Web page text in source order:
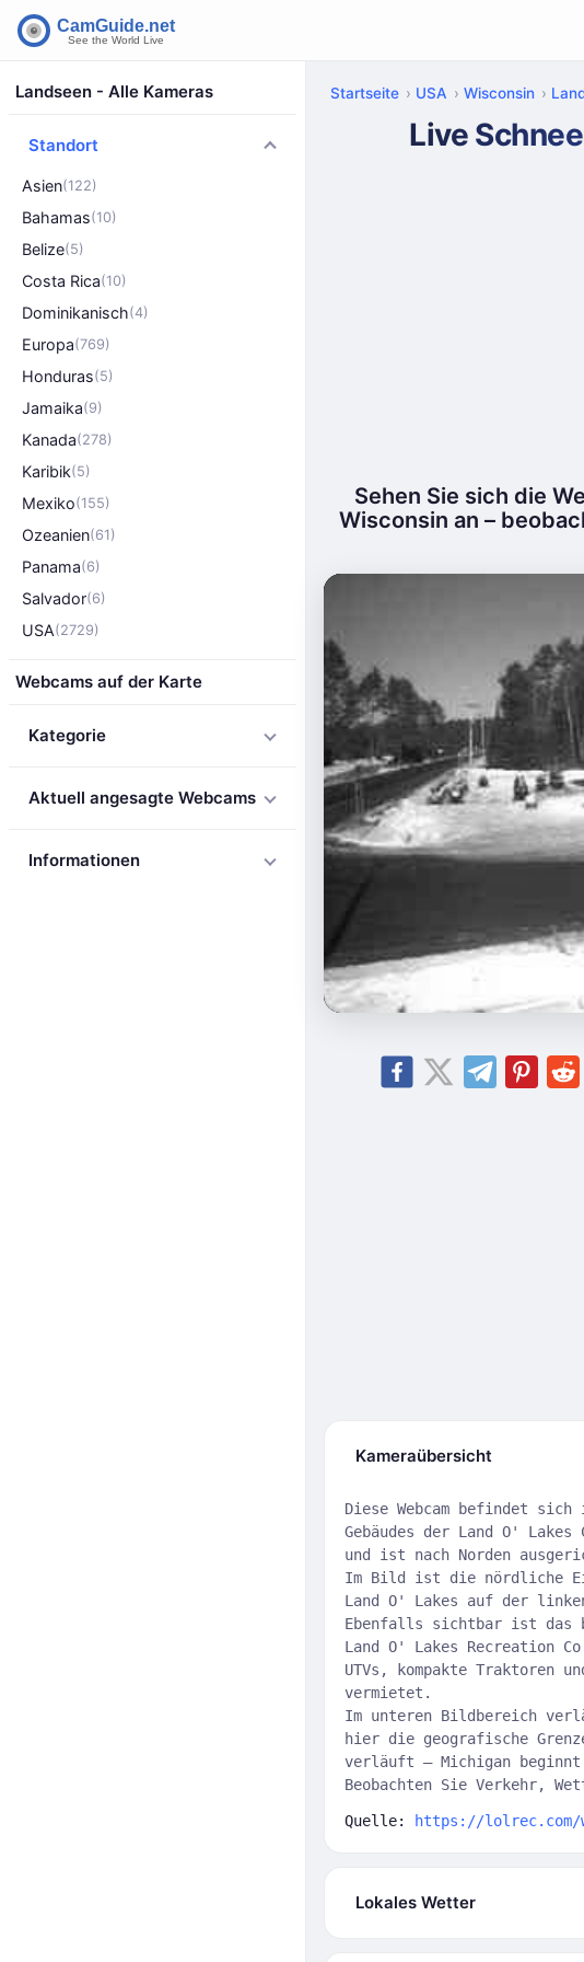
Landseen - Alle Kameras
Standort
Asien(122)
Bahamas(10)
Belize(5)
Costa Rica(10)
Dominikanisch(4)
Europa(769)
Honduras(5)
Jamaika(9)
Kanada(278)
Karibik(5)
Mexiko(155)
Ozeanien(61)
Panama(6)
Salvador(6)
USA(2729)
Webcams auf der Karte
Kategorie
Aktuell angesagte Webcams
Informationen
Startseite USA Wisconsin
Live
Sehen Sie sich die
Wisconsin an –
Kameraübersicht
Diese Webcam befindet sich
Gebäudes der Land O' Lakes
und ist nach Norden
Im Bild ist die nördliche
Land O' Lakes auf der
Ebenfalls sichtbar ist das
Land O' Lakes Recreation
UTVs, kompakte Traktoren
vermietet.
Im unteren Bildbereich
hier die geografische
verläuft — Michigan
Beobachten Sie Verkehr,
Quelle: https://lolrec.com/
Lokales Wetter